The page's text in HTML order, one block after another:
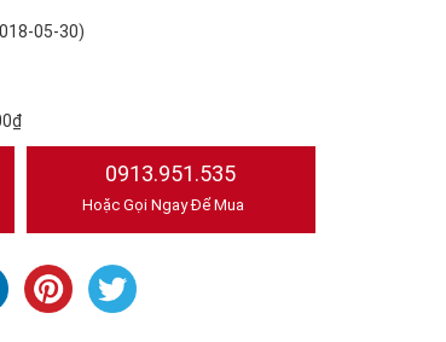
05-30)
0913.951.535
Hoặc Gọi Ngay Để Mua